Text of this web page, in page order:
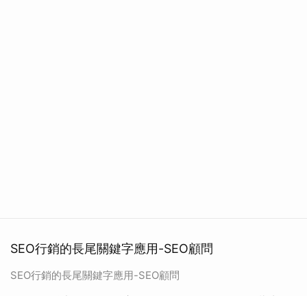
SEO行銷的長尾關鍵字應用-SEO顧問
SEO行銷的長尾關鍵字應用-SEO顧問